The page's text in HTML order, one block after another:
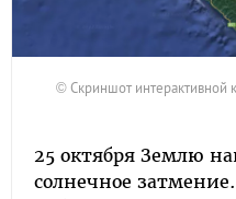
© Скриншот интерактивной
25 октября Землю
солнечное затмение.